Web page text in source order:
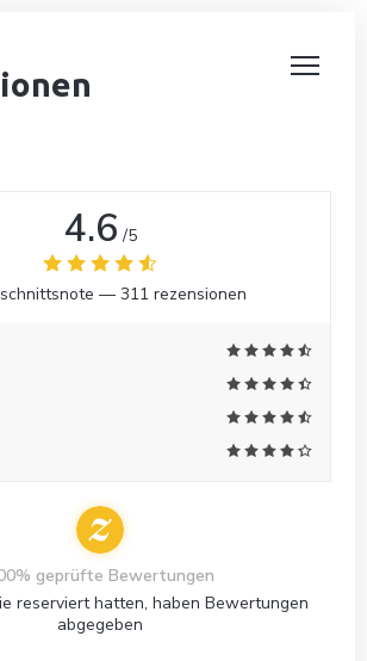
4.6 /5
— 311 rezensionen
geprüfte Bewertungen
reserviert hatten, haben Bewertungen
abgegeben